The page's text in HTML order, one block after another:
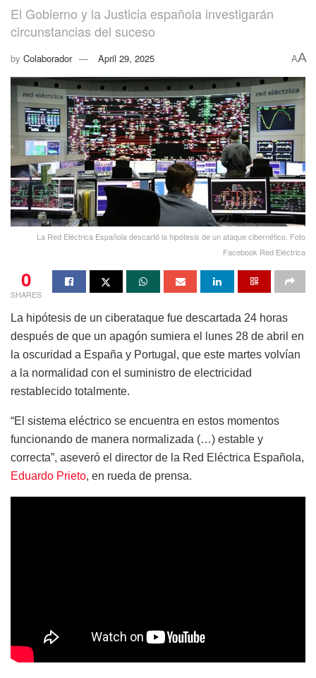
El Gobierno y la Justicia española investigarán
circunstancias del suceso
by Colaborador April 29, 2025 AA
La Red Eléctrica Española descartó la hipótesis de un ataque cibernético. Foto
Facebook Red Eléctrica
0
SHARES
La hipótesis de un ciberataque fue descartada 24 horas
después de que un apagón sumiera el lunes 28 de abril en
la oscuridad a España y Portugal, que este martes volvían
a la normalidad con el suministro de electricidad
restablecido totalmente.
“El sistema eléctrico se encuentra en estos momentos
funcionando de manera normalizada (…) estable y
correcta”, aseveró el director de la Red Eléctrica Española,
Eduardo Prieto, en rueda de prensa.